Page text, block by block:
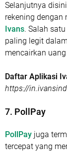
Selanjutnya
rekening
Ivans. Salah
paling legit
mencairkan
Daftar Aplikasi
https://
7. PollPay
PollPay juga
tercepat yang